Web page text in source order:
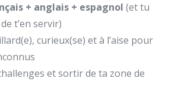
+ anglais + espagnol (et tu
t’en servir)
curieux(se) et à l’aise pour
et sortir de ta zone de